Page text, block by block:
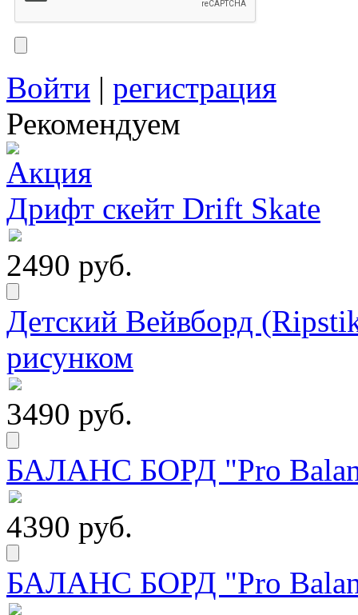
Войти | регистрация
Рекомендуем
Дрифт скейт Drift Skate
2490 руб.
Детский Вейвборд
рисунком
3490 руб.
БАЛАНС БОРД "Pro
4390 руб.
БАЛАНС БОРД "Pro